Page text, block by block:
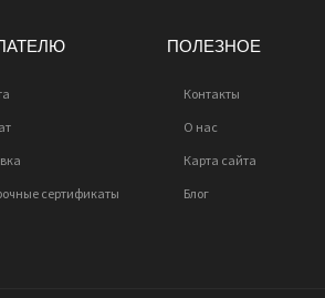
сертификаты
ПОЛЕЗНОЕ
Контакты
О нас
Карта сайта
Блог